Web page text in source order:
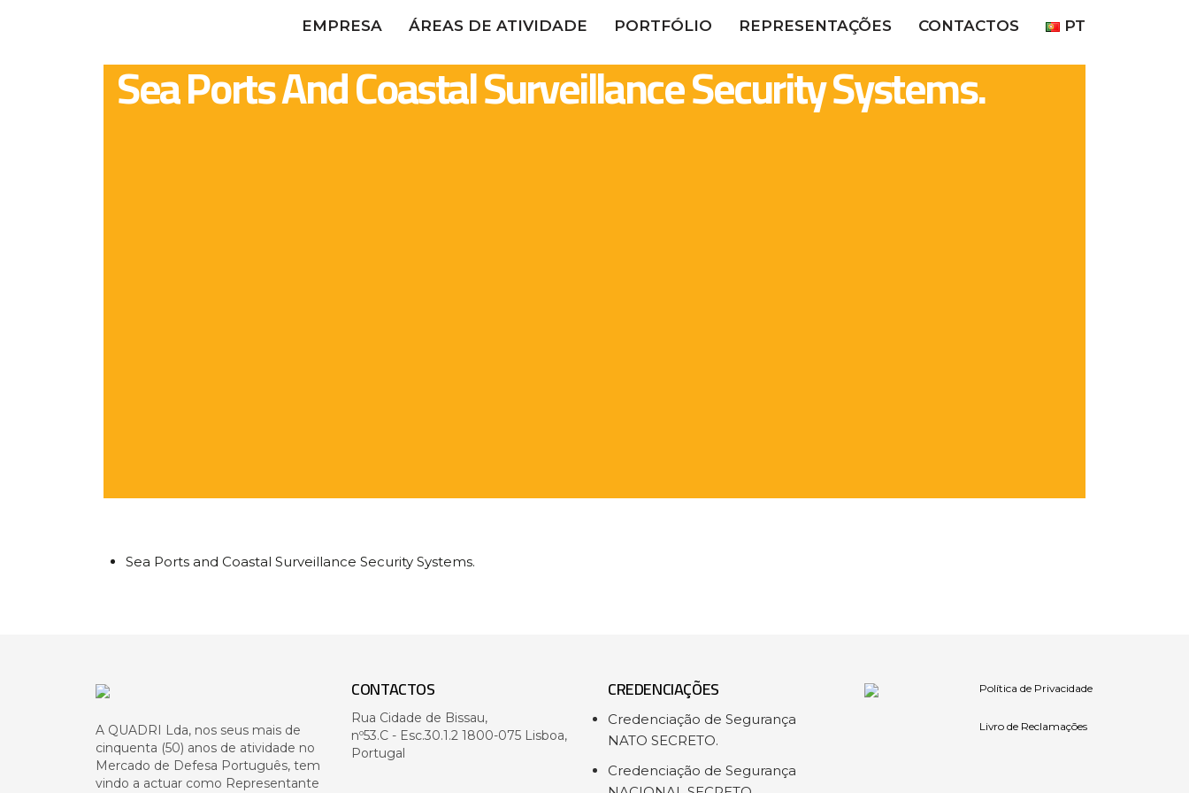
EMPRESA ÁREAS DE ATIVIDADE PORTFÓLIO REPRESENTAÇÕES CONTACTOS PT
Sea Ports And Coastal Surveillance Security Systems.
Sea Ports and Coastal Surveillance Security Systems.
A QUADRI Lda, nos seus mais de
cinquenta (50) anos de atividade no
Mercado de Defesa Português, tem
vindo a actuar como Representante
CONTACTOS
Rua Cidade de Bissau,
nº53.C - Esc.30.1.2 1800-075 Lisboa,
Portugal
CREDENCIAÇÕES
Credenciação de Segurança
NATO SECRETO.
Credenciação de Segurança
Política de Privacidade
Livro de Reclamações